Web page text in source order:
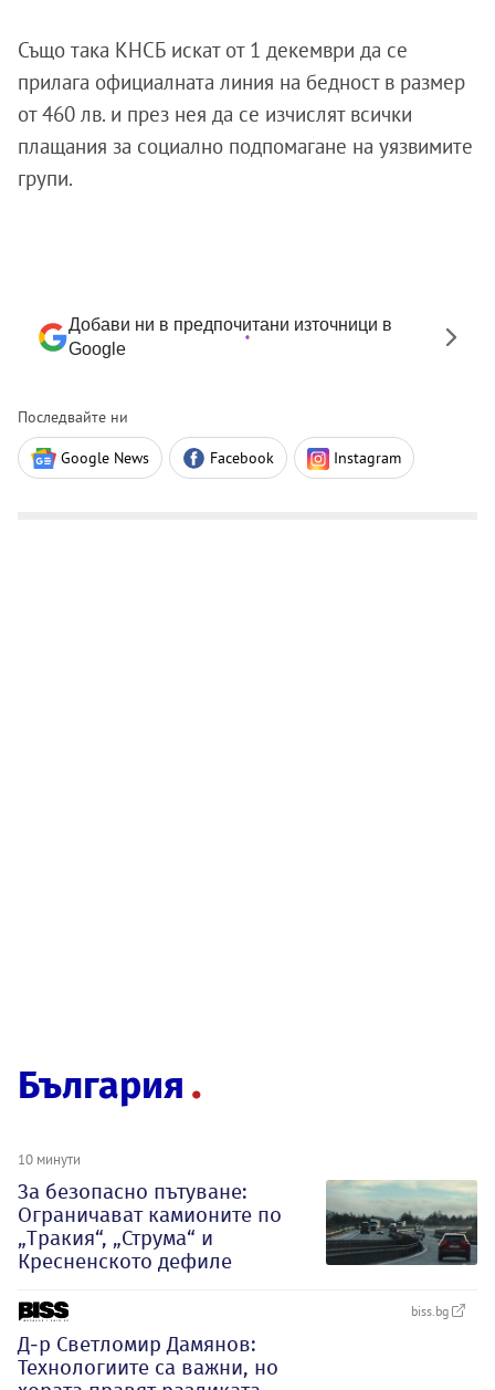
Също така КНСБ искат от 1 декември да се
прилага официалната линия на бедност в размер
от 460 лв. и през нея да се изчислят всички
плащания за социално подпомагане на уязвимите
групи.
Добави ни в предпочитани източници в
Google
Последвайте ни
Google News Facebook Instagram
България
10 минути
За безопасно пътуване:
Ограничават камионите по
„Тракия“, „Струма“ и
Кресненското дефиле
biss.bg
Д-р Светломир Дамянов:
Технологиите са важни, но